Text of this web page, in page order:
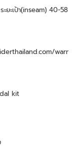
ยะเป้า(inseam) 40-58
warr
kit